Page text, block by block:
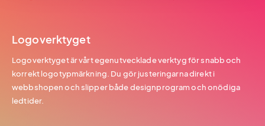
Logoverktyget
Logoverktyget är vårt egenutvecklade verktyg för snabb och
korrekt logotypmärkning. Du gör justeringarna direkt i
webbshopen och slipper både designprogram och onödiga
ledtider.